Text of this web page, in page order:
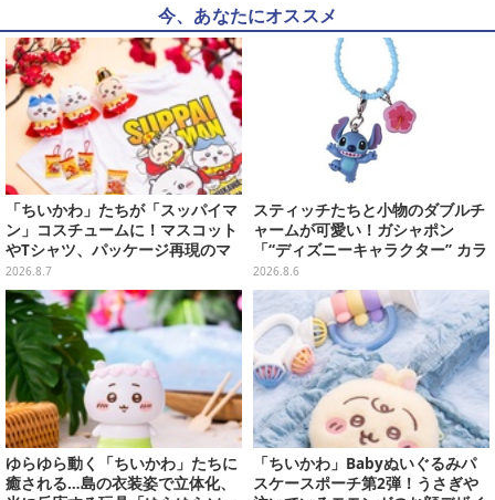
今、あなたにオススメ
「ちいかわ」たちが「スッパイマ
ン」コスチュームに！マスコット
やTシャツ、パッケージ再現のマ
グネットなど全5アイテム
2026.8.7
スティッチたちと小物のダブルチ
ャームが可愛い！ガシャポン
「“ディズニーキャラクター” カラ
フルマルチチャーム」が発売
2026.8.6
ゆらゆら動く「ちいかわ」たちに
癒される…島の衣装姿で立体化、
「ちいかわ」Babyぬいぐるみパ
スケースポーチ第2弾！うさぎや